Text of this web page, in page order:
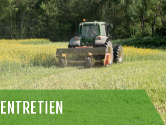
ENTRETIEN